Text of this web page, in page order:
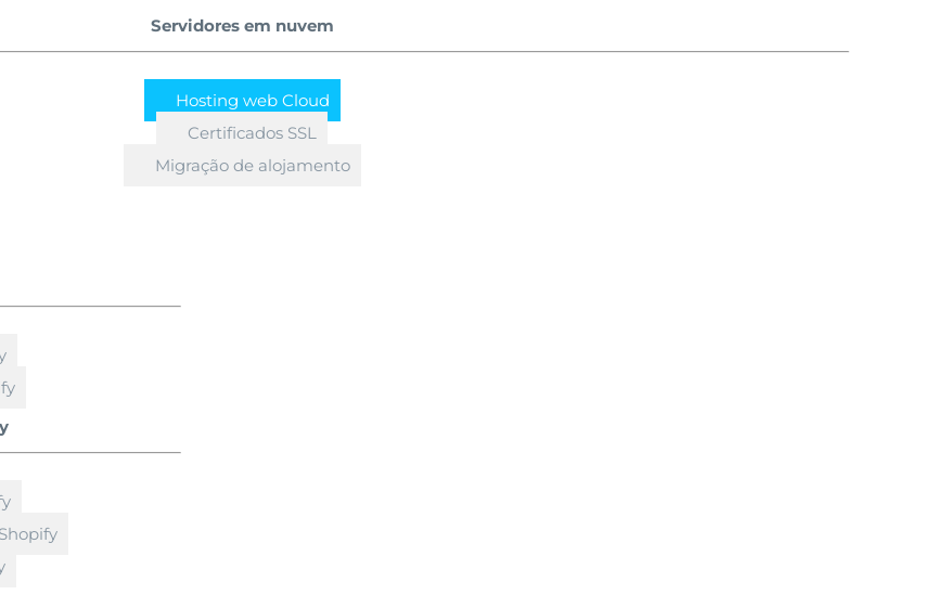
Servidores em nuvem
Hosting web Cloud
Certificados SSL
Migração de alojamento